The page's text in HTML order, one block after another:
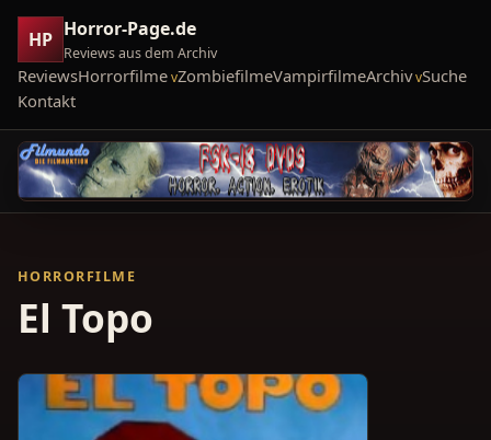
HP Horror-Page.de
Reviews aus dem Archiv
ReviewsHorrorfilme ZombiefilmeVampirfilmeArchiv Suche
Kontakt
HORRORFILME
El Topo